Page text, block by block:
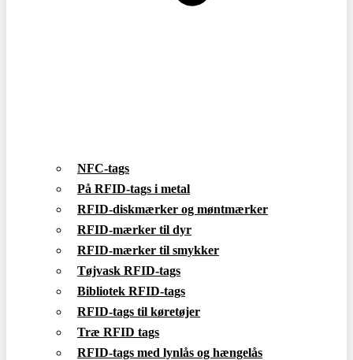
NFC-tags
På RFID-tags i metal
RFID-diskmærker og møntmærker
RFID-mærker til dyr
RFID-mærker til smykker
Tøjvask RFID-tags
Bibliotek RFID-tags
RFID-tags til køretøjer
Træ RFID tags
RFID-tags med lynlås og hængelås